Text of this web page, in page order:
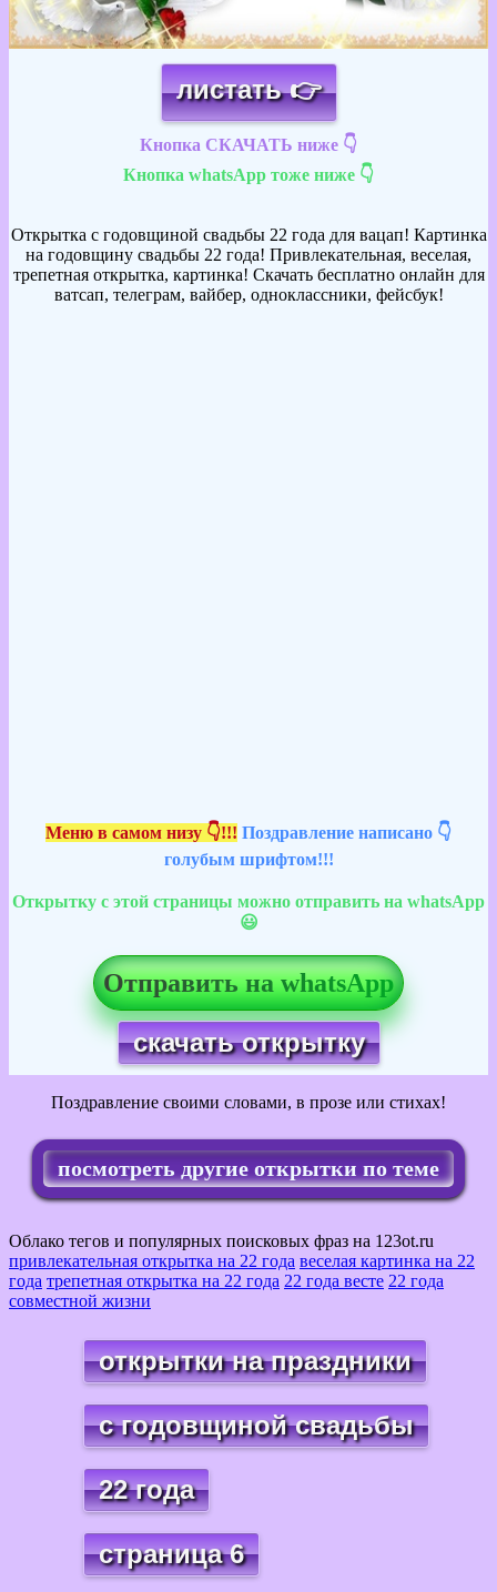
листать 👉
Кнопка СКАЧАТЬ ниже 👇
Кнопка whatsApp тоже ниже 👇
Открытка с годовщиной свадьбы 22 года для вацап! Картинка
на годовщину свадьбы 22 года! Привлекательная, веселая,
трепетная открытка, картинка! Скачать бесплатно онлайн для
ватсап, телеграм, вайбер, одноклассники, фейсбук!
Меню в самом низу 👇!!! Поздравление написано 👇
голубым шрифтом!!!
Открытку с этой страницы можно отправить на whatsApp
😃
Отправить на whatsApp
скачать открытку
Поздравление своими словами, в прозе или стихах!
посмотреть другие открытки по теме
Облако тегов и популярных поисковых фраз на 123ot.ru
привлекательная открытка на 22 года веселая картинка на 22
года трепетная открытка на 22 года 22 года весте 22 года
совместной жизни
открытки на праздники
с годовщиной свадьбы
22 года
страница 6